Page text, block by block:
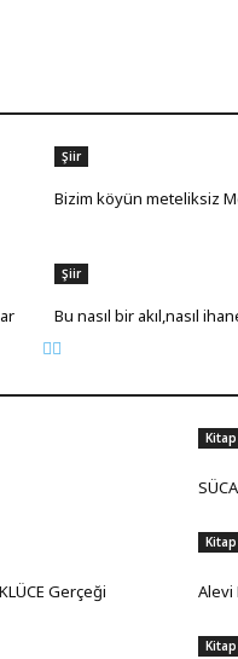
Şiir
Bizim köyün meteliksiz
Şiir
Bu nasıl bir akıl,nasıl
Kitap
Gerçeği
Kitap
Alevi
Kitap